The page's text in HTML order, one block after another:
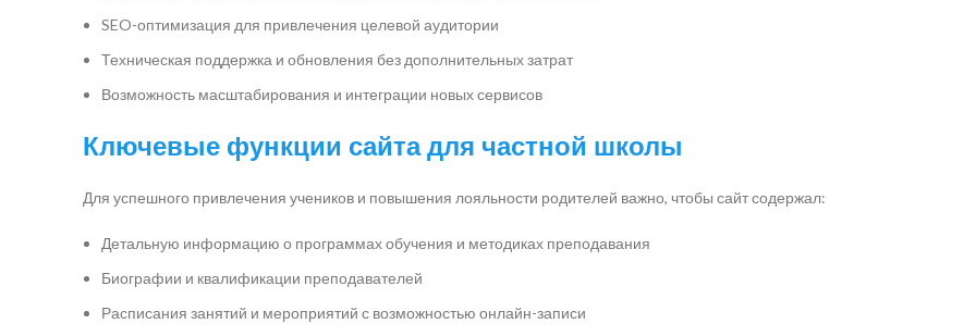
SEO-оптимизация для привлечения целевой аудитории
Техническая поддержка и обновления без дополнительных затрат
Возможность масштабирования и интеграции новых сервисов
Ключевые функции сайта для частной школы
Для успешного привлечения учеников и повышения лояльности родителей важно, чтобы сайт содержал:
Детальную информацию о программах обучения и методиках преподавания
Биографии и квалификации преподавателей
Расписания занятий и мероприятий с возможностью онлайн-записи